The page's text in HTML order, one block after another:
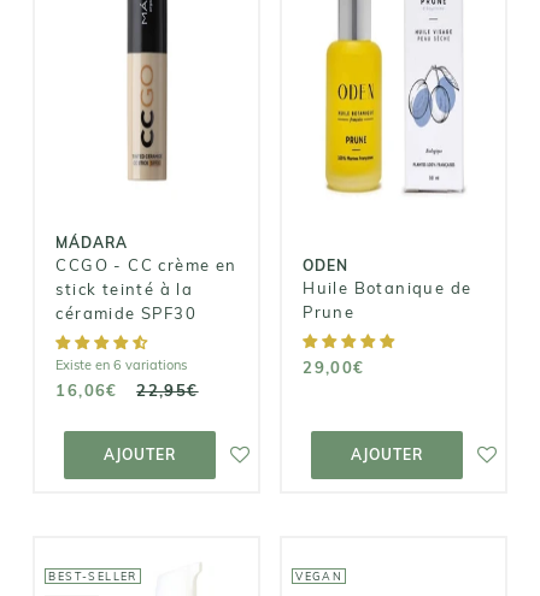
MÁDARA
CCGO - CC crème en
stick teinté à la
céramide SPF30
Existe en 6 variations
16,06€ 22,95€
AJOUTER
CCGO - CC
crème en stick
teinté à la
céramide
SPF30
AJOUTER AU
PANIER
ODEN
Huile Botanique de
Prune
29,00€
AJOUTER
ODEN
Huile
Botanique de
Prune
AJOUTER AU
PANIER
BEST-SELLER VEGAN